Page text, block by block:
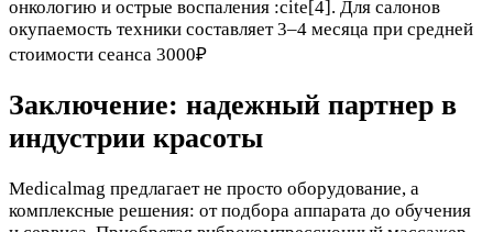
онкологию и острые воспаления :cite[4]. Для салонов
окупаемость техники составляет 3–4 месяца при средней
стоимости сеанса 3000₽
Заключение: надежный партнер в
индустрии красоты
Medicalmag предлагает не просто оборудование, а
комплексные решения: от подбора аппарата до обучения